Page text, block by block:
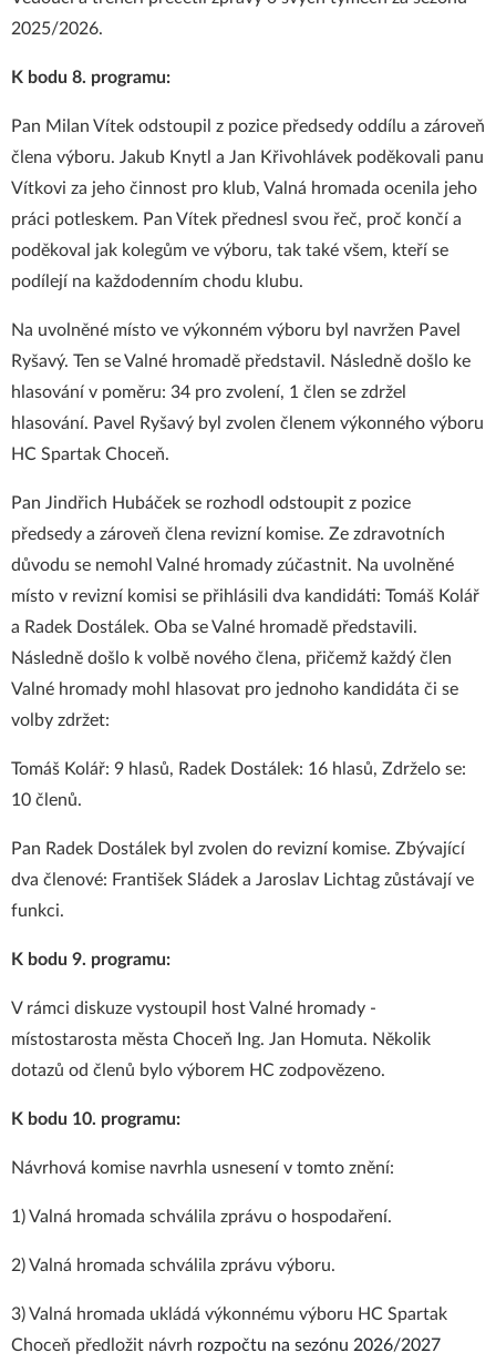
2025/2026.
K bodu 8. programu:
Pan Milan Vítek odstoupil z pozice předsedy oddílu a zároveň
člena výboru. Jakub Knytl a Jan Křivohlávek poděkovali panu
Vítkovi za jeho činnost pro klub, Valná hromada ocenila jeho
práci potleskem. Pan Vítek přednesl svou řeč, proč končí a
poděkoval jak kolegům ve výboru, tak také všem, kteří se
podílejí na každodenním chodu klubu.
Na uvolněné místo ve výkonném výboru byl navržen Pavel
Ryšavý. Ten se Valné hromadě představil. Následně došlo ke
hlasování v poměru: 34 pro zvolení, 1 člen se zdržel
hlasování. Pavel Ryšavý byl zvolen členem výkonného výboru
HC Spartak Choceň.
Pan Jindřich Hubáček se rozhodl odstoupit z pozice
předsedy a zároveň člena revizní komise. Ze zdravotních
důvodu se nemohl Valné hromady zúčastnit. Na uvolněné
místo v revizní komisi se přihlásili dva kandidáti: Tomáš Kolář
a Radek Dostálek. Oba se Valné hromadě představili.
Následně došlo k volbě nového člena, přičemž každý člen
Valné hromady mohl hlasovat pro jednoho kandidáta či se
volby zdržet:
Tomáš Kolář: 9 hlasů, Radek Dostálek: 16 hlasů, Zdrželo se:
10 členů.
Pan Radek Dostálek byl zvolen do revizní komise. Zbývající
dva členové: František Sládek a Jaroslav Lichtag zůstávají ve
funkci.
K bodu 9. programu:
V rámci diskuze vystoupil host Valné hromady -
místostarosta města Choceň Ing. Jan Homuta. Několik
dotazů od členů bylo výborem HC zodpovězeno.
K bodu 10. programu:
Návrhová komise navrhla usnesení v tomto znění:
1) Valná hromada schválila zprávu o hospodaření.
2) Valná hromada schválila zprávu výboru.
3) Valná hromada ukládá výkonnému výboru HC Spartak
Choceň předložit návrh rozpočtu na sezónu 2026/2027